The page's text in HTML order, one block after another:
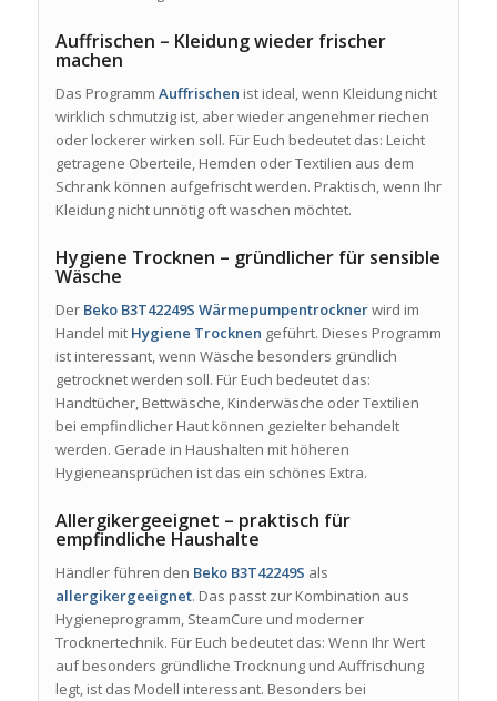
Auffrischen – Kleidung wieder frischer
machen
Das Programm Auffrischen ist ideal, wenn Kleidung nicht
wirklich schmutzig ist, aber wieder angenehmer riechen
oder lockerer wirken soll. Für Euch bedeutet das: Leicht
getragene Oberteile, Hemden oder Textilien aus dem
Schrank können aufgefrischt werden. Praktisch, wenn Ihr
Kleidung nicht unnötig oft waschen möchtet.
Hygiene Trocknen – gründlicher für sensible
Wäsche
Der Beko B3T42249S Wärmepumpentrocknerwird im
Handel mit Hygiene Trocknen geführt. Dieses Programm
ist interessant, wenn Wäsche besonders gründlich
getrocknet werden soll. Für Euch bedeutet das:
Handtücher, Bettwäsche, Kinderwäsche oder Textilien
bei empfindlicher Haut können gezielter behandelt
werden. Gerade in Haushalten mit höheren
Hygieneansprüchen ist das ein schönes Extra.
Allergikergeeignet – praktisch für
empfindliche Haushalte
Händler führen den Beko B3T42249S als
allergikergeeignet. Das passt zur Kombination aus
Hygieneprogramm, SteamCure und moderner
Trocknertechnik. Für Euch bedeutet das: Wenn Ihr Wert
auf besonders gründliche Trocknung und Auffrischung
legt, ist das Modell interessant. Besonders bei